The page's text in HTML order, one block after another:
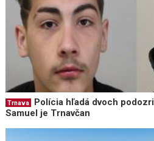
Trnava
Polícia hľadá dvoch
Samuel je Trnavčan